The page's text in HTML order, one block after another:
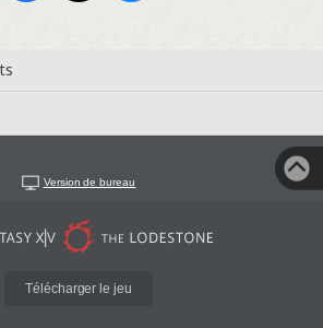
Version de bureau
Télécharger le jeu